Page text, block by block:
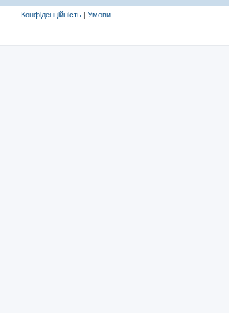
Конфіденційність | Умови